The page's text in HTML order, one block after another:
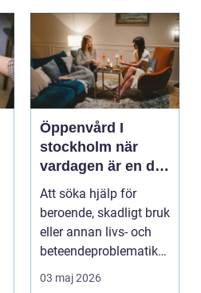
Öppenvård I
stockholm när
vardagen är en del
av behandlingen
Att söka hjälp för
beroende, skadligt bruk
eller annan livs- och
beteendeproblematik
är ett stort st...
03 maj 2026